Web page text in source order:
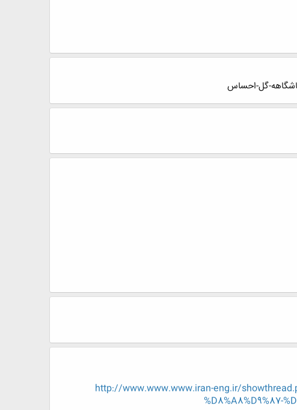
http://www.www.www.iran-eng.ir/
%D8%A8%D9%87-